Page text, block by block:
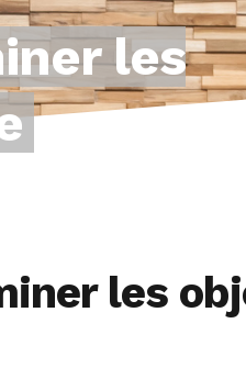
les
les